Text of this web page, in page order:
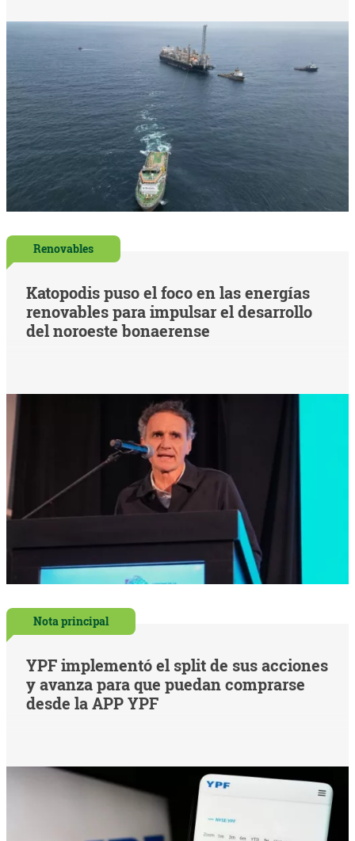
Renovables
Katopodis puso el foco en las energías
renovables para impulsar el desarrollo
del noroeste bonaerense
Nota principal
YPF implementó el split de sus acciones
y avanza para que puedan comprarse
desde la APP YPF